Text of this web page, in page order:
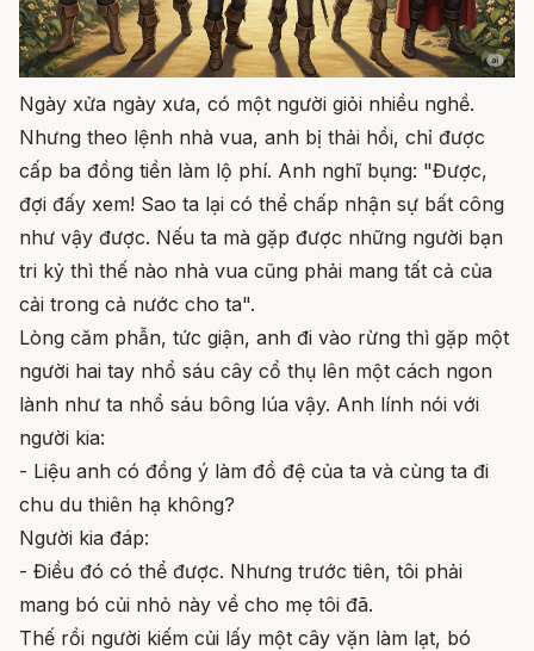
Ngày xửa ngày xưa, có một người giỏi nhiều nghề.
Nhưng theo lệnh nhà vua, anh bị thải hồi, chỉ được
cấp ba đồng tiền làm lộ phí. Anh nghĩ bụng: "Được,
đợi đấy xem! Sao ta lại có thể chấp nhận sự bất công
như vậy được. Nếu ta mà gặp được những người bạn
tri kỷ thì thế nào nhà vua cũng phải mang tất cả của
cải trong cả nước cho ta".
Lòng căm phẫn, tức giận, anh đi vào rừng thì gặp một
người hai tay nhổ sáu cây cổ thụ lên một cách ngon
lành như ta nhổ sáu bông lúa vậy. Anh lính nói với
người kia:
- Liệu anh có đồng ý làm đồ đệ của ta và cùng ta đi
chu du thiên hạ không?
Người kia đáp:
- Điều đó có thể được. Nhưng trước tiên, tôi phải
mang bó củi nhỏ này về cho mẹ tôi đã.
Thế rồi người kiếm củi lấy một cây vặn làm lạt, bó